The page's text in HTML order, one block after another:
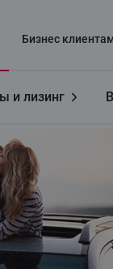
Бизнес
и лизинг